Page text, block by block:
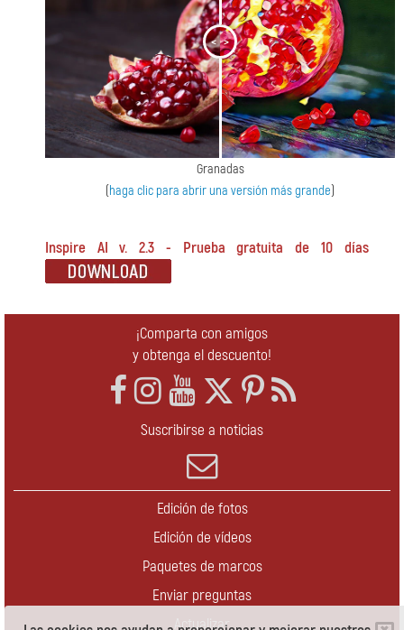
< >
Granadas
(haga clic para abrir una versión más grande)
Inspire AI v. 2.3 - Prueba gratuita de 10 días
¡Comparta con amigos
y obtenga el descuento!
Suscribirse a noticias
Edición de fotos
Edición de vídeos
Paquetes de marcos
Enviar preguntas
Actualizar